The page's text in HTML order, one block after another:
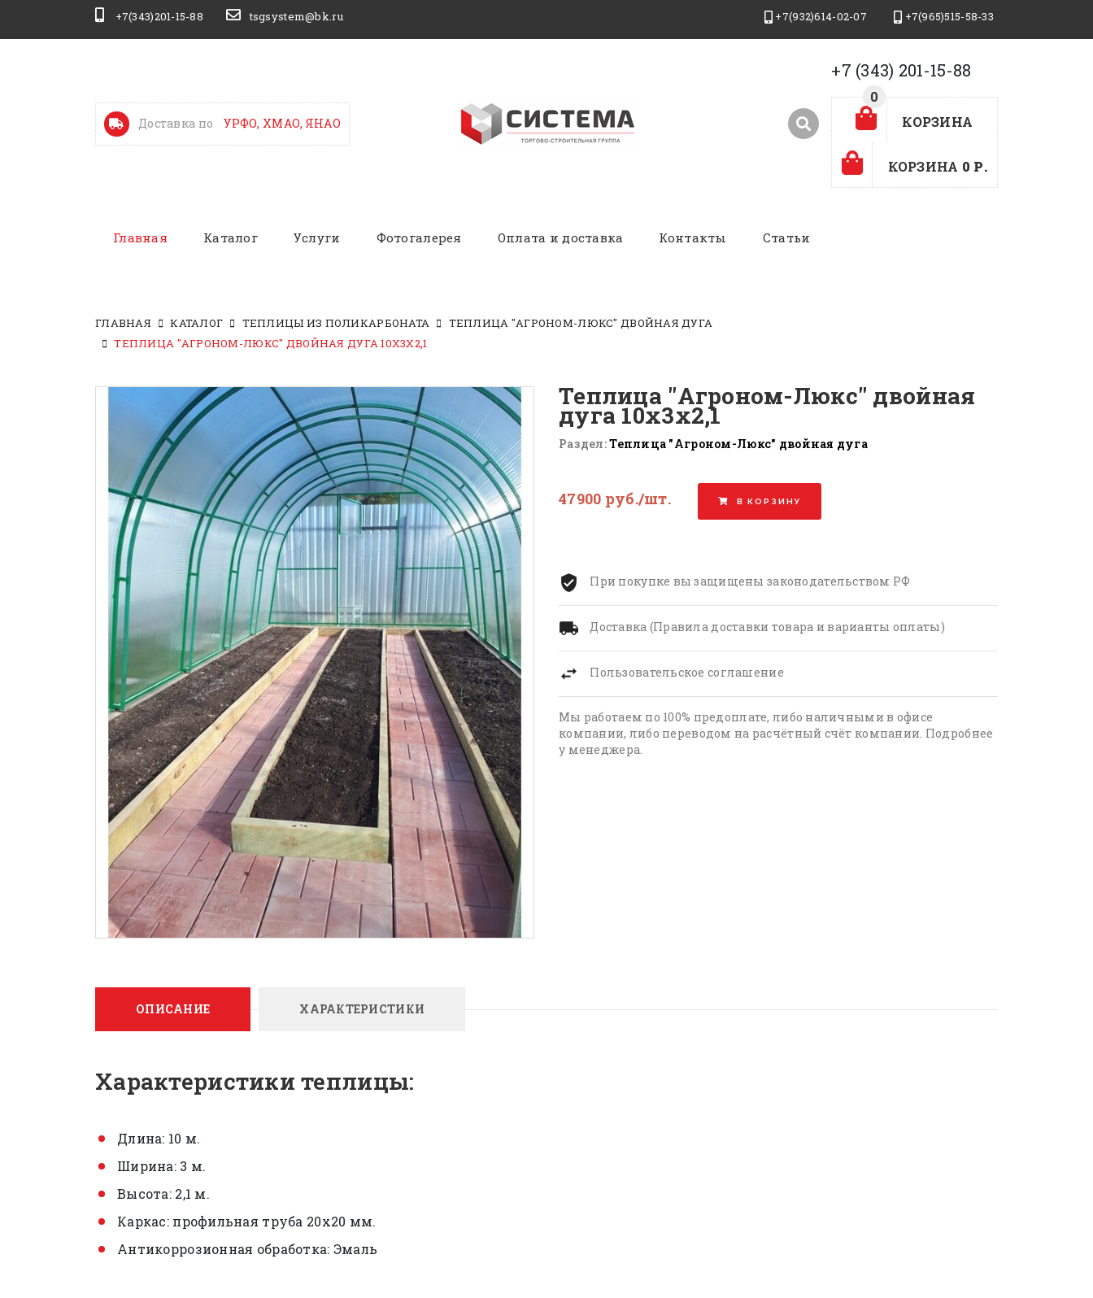
+7(343)201-15-88 tsgsystem@bk.ru +7(932)614-02-07 +7(965)515-58-33
Доставка по УРФО, ХМАО, ЯНАО
+7 (343) 201-15-88
КОРЗИНА
0
КОРЗИНА 0 Р.
0
Главная Каталог Услуги Фотогалерея Оплата и доставка Контакты Статьи
ГЛАВНАЯ КАТАЛОГ ТЕПЛИЦЫ ИЗ ПОЛИКАРБОНАТА
ТЕПЛИЦА "АГРОНОМ-ЛЮКС" ДВОЙНАЯ ДУГА
ТЕПЛИЦА "АГРОНОМ-ЛЮКС" ДВОЙНАЯ ДУГА 10Х3Х2,1
Теплица "Агроном-Люкс" двойная
дуга 10х3х2,1
Раздел:Теплица "Агроном-Люкс" двойная дуга
47900 руб./шт. В КОРЗИНУ
При покупке вы защищены законодательством РФ
Доставка (Правила доставки товара и варианты оплаты)
Пользовательское соглашение
Мы работаем по 100% предоплате, либо наличными в офисе
компании, либо переводом на расчётный счёт компании. Подробнее
у менеджера.
ОПИСАНИЕ ХАРАКТЕРИСТИКИ
Характеристики теплицы:
Длина: 10 м.
Ширина: 3 м.
Высота: 2,1 м.
Каркас: профильная труба 20х20 мм.
Антикоррозионная обработка: Эмаль